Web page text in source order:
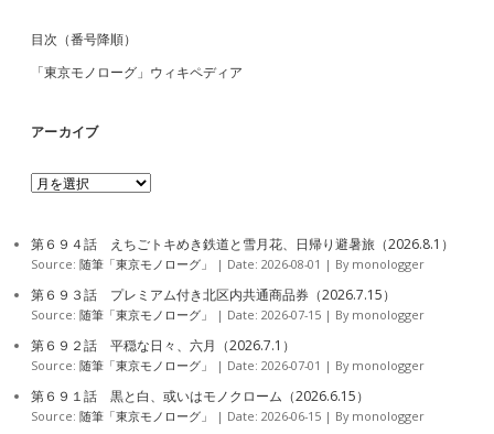
目次（番号降順）
「東京モノローグ」ウィキペディア
アーカイブ
ア
ー
イ
ブ
第６９４話 えちごトキめき鉄道と雪月花、日帰り避暑旅（2026.8.1）
Source: 随筆「東京モノローグ」 Date: 2026-08-01 By monologger
第６９３話 プレミアム付き北区内共通商品券（2026.7.15）
Source: 随筆「東京モノローグ」 Date: 2026-07-15 By monologger
第６９２話 平穏な日々、六月（2026.7.1）
Source: 随筆「東京モノローグ」 Date: 2026-07-01 By monologger
第６９１話 黒と白、或いはモノクローム（2026.6.15）
Source: 随筆「東京モノローグ」 Date: 2026-06-15 By monologger